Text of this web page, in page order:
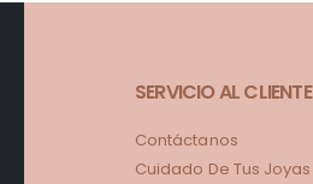
SERVICIO AL CLIENTE
Contáctanos
Cuidado De Tus Joyas